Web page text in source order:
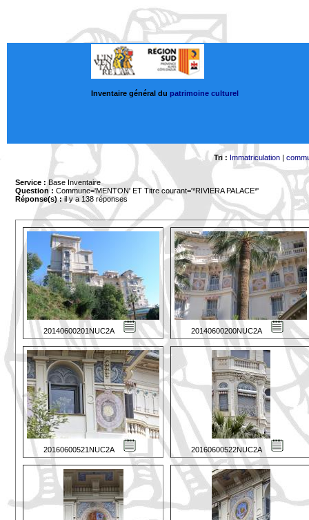
Inventaire général du patrimoine culturel
Tri : Immatriculation|
Service : Base Inventaire
Question : Commune='MENTON' ET Titre courant='*RIVIERA PALACE*'
Réponse(s) :il y a 138 réponses
20140600201NUC2A 20140600200NUC2A
20160600521NUC2A 20160600522NUC2A